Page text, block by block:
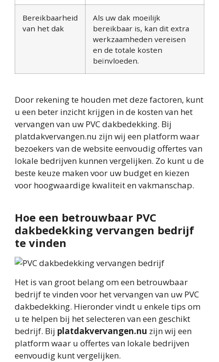
Bereikbaarheid
van het dak
Als uw dak moeilijk
bereikbaar is, kan dit extra
werkzaamheden vereisen
en de totale kosten
beïnvloeden.
Door rekening te houden met deze factoren, kunt
u een beter inzicht krijgen in de kosten van het
vervangen van uw PVC dakbedekking. Bij
platdakvervangen.nu zijn wij een platform waar
bezoekers van de website eenvoudig offertes van
lokale bedrijven kunnen vergelijken. Zo kunt u de
beste keuze maken voor uw budget en kiezen
voor hoogwaardige kwaliteit en vakmanschap.
Hoe een betrouwbaar PVC
dakbedekking vervangen bedrijf
te vinden
Het is van groot belang om een betrouwbaar
bedrijf te vinden voor het vervangen van uw PVC
dakbedekking. Hieronder vindt u enkele tips om
u te helpen bij het selecteren van een geschikt
bedrijf. Bij platdakvervangen.nu zijn wij een
platform waar u offertes van lokale bedrijven
eenvoudig kunt vergelijken.